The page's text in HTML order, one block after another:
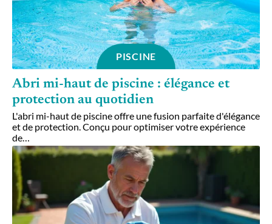
PISCINE
Abri mi-haut de piscine : élégance et
protection au quotidien
L'abri mi-haut de piscine offre une fusion parfaite d'élégance
et de protection. Conçu pour optimiser votre expérience
de